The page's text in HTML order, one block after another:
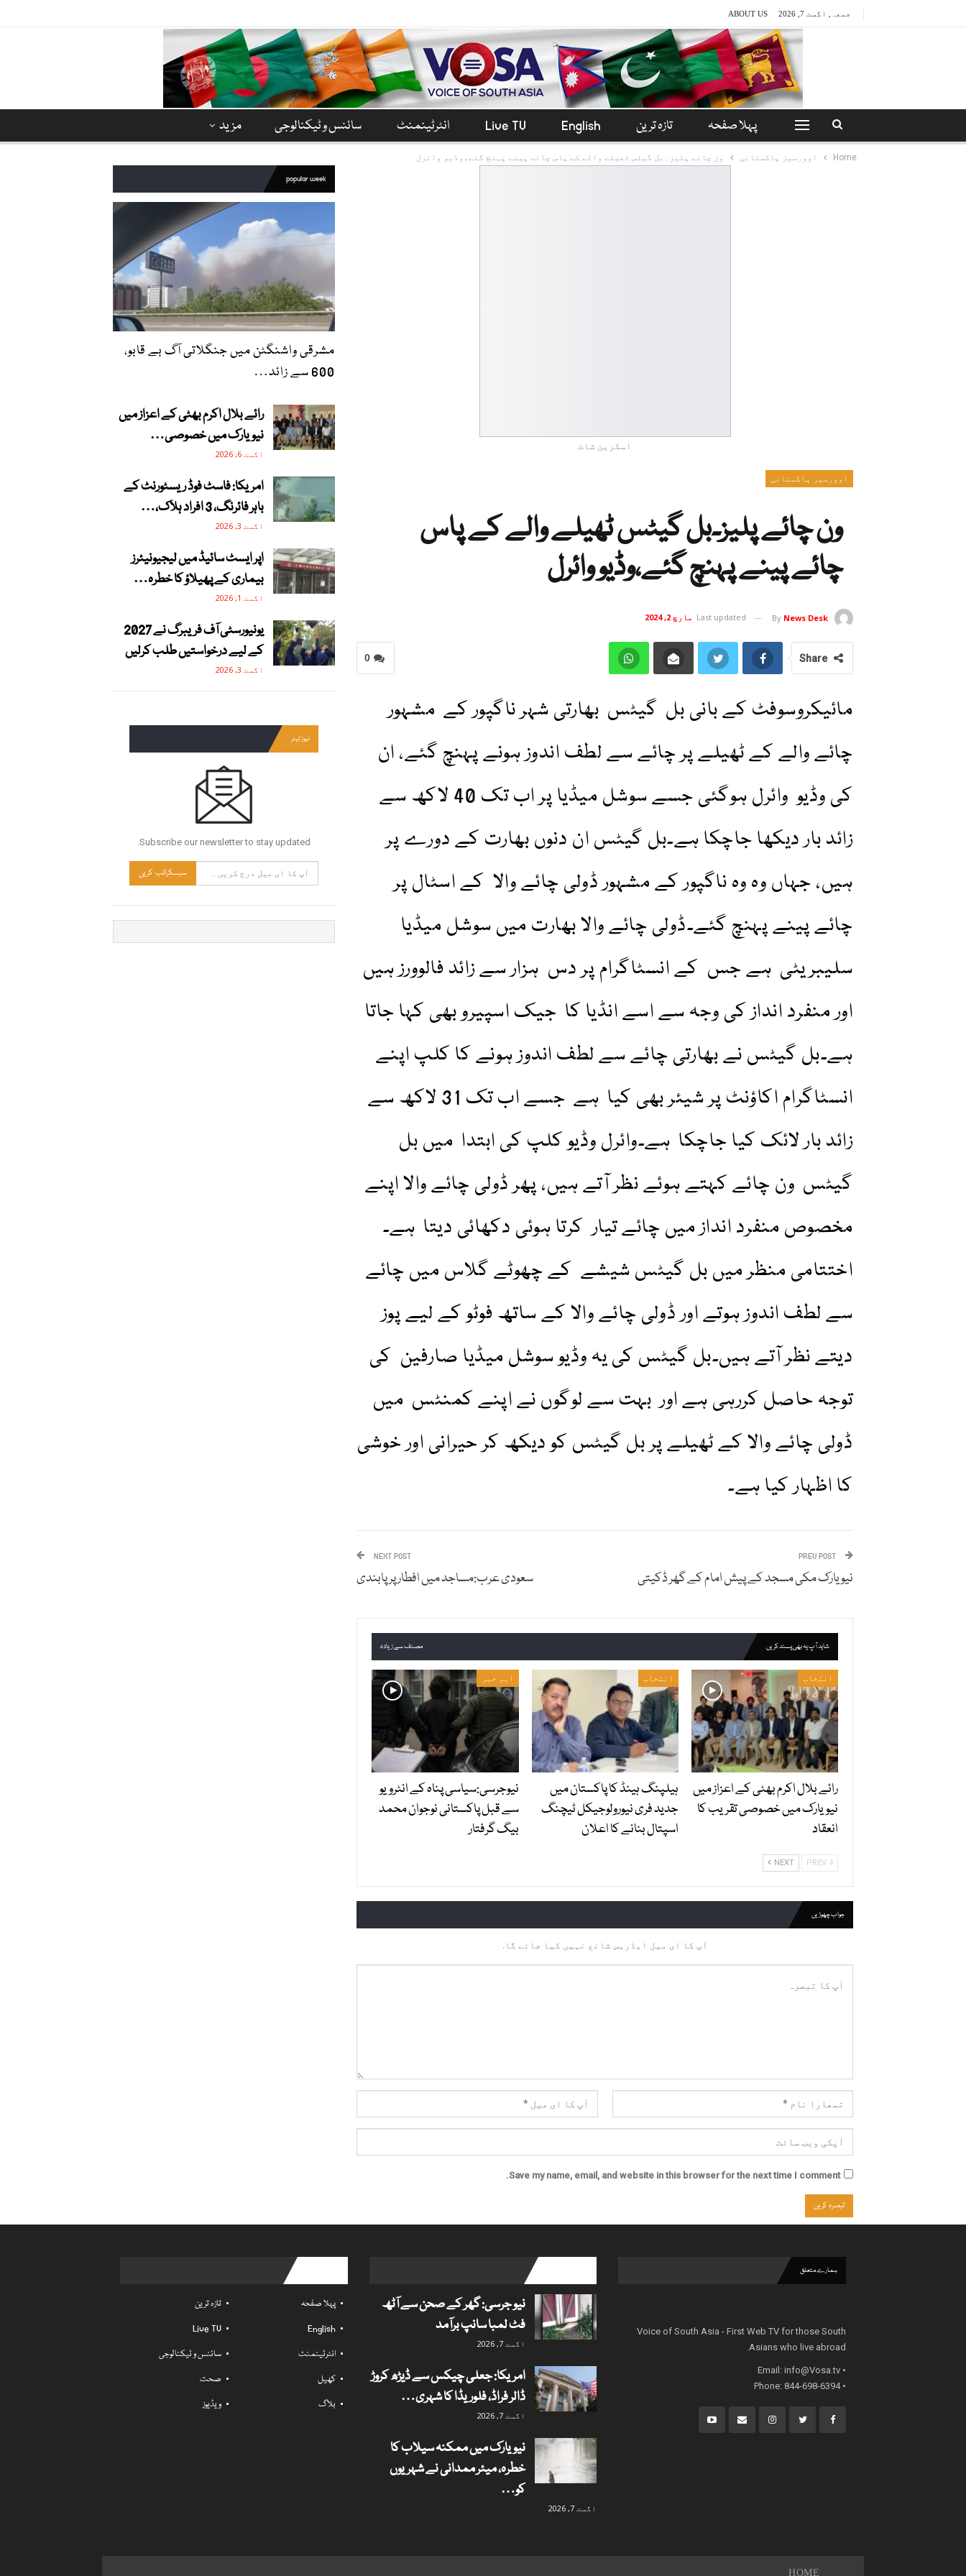
جمعہ, اگست 7, 2026 ABOUT US
پہلا صفحہ تازہ ترین English
Live TV انٹرٹینمنٹ سائنس و ٹیکنالوجی مزید
Home اوورسیز پاکستانی ون چائے پلیز۔بل گیٹس ٹھیلے والے کے پاس چائے پینے پہنچ گئے،وڈیو وائرل
اسکرین شاٹ
اوورسیز پاکستانی
ون چائے پلیز۔بل گیٹس ٹھیلے والے کے پاس
چائے پینے پہنچ گئے،وڈیو وائرل
By News Desk
Last updated مارچ 2, 2024
0 Share
مائیکروسوفٹ کے بانی بل گیٹس بھارتی شہر ناگپور کے مشہور
چائے والے کے ٹھیلے پر چائے سے لطف اندوز ہونے پہنچ گئے، ان
کی وڈیو وائرل ہوگئی جسے سوشل میڈیا پر اب تک 40 لاکھ سے
زائد بار دیکھا جاچکا ہے۔بل گیٹس ان دنوں بھارت کے دورے پر
ہیں، جہاں وہ وہ ناگپور کے مشہور ڈولی چائے والا کے اسٹال پر
چائے پینے پہنچ گئے۔ڈولی چائے والا بھارت میں سوشل میڈیا
سلیبریٹی ہے جس کے انسٹاگرام پر دس ہزار سے زائد فالوورز ہیں
اور منفرد انداز کی وجہ سے اسے انڈیا کا جیک اسپیرو بھی کہا جاتا
ہے۔بل گیٹس نے بھارتی چائے سے لطف اندوز ہونے کا کلپ اپنے
انسٹاگرام اکاؤنٹ پر شیئر بھی کیا ہے جسے اب تک 31 لاکھ سے
زائد بار لائک کیا جاچکا ہے۔وائرل وڈیو کلپ کی ابتدا میں بل
گیٹس ون چائے کہتے ہوئے نظر آتے ہیں، پھر ڈولی چائے والا اپنے
مخصوص منفرد انداز میں چائے تیار کرتا ہوئی دکھائی دیتا ہے۔
اختتامی منظر میں بل گیٹس شیشے کے چھوٹے گلاس میں چائے
سے لطف اندوز ہوتے اور ڈولی چائے والا کے ساتھ فوٹو کے لیے پوز
دیتے نظر آتے ہیں۔بل گیٹس کی یہ وڈیو سوشل میڈیا صارفین کی
توجہ حاصل کررہی ہے اور بہت سے لوگوں نے اپنے کمنٹس میں
ڈولی چائے والا کے ٹھیلے پر بل گیٹس کو دیکھ کر حیرانی اور خوشی
کا اظہار کیا ہے۔
نیو یارک مکی مسجد کے پیش امام کے گھر ڈکیتی
NEXT POST
سعودی عرب:مساجد میں افطار پر پابندی
شاید آپ یہ بھی پسند کریں مصنف سے زیادہ
انتخاب
رائے بلال اکرم بھٹی کے اعزاز میں
نیویارک میں خصوصی تقریب کا
انعقاد
انتخاب
ہیلپنگ ہینڈ کا پاکستان میں
جدید فری نیورولوجیکل ٹیچنگ
اسپتال بنانے کا اعلان
اہم خبر
نیوجرسی:سیاسی پناہ کے انٹرویو
سے قبل پاکستانی نوجوان محمد
بیگ گرفتار
NEXT
جواب چھوڑیں
آپ کا ای میل ایڈریس شائع نہیں کیا جائے گا.
Save my name, email, and website in this browser for the next time I comment.
popular week
مشرقی واشنگٹن میں جنگلاتی آگ بے قابو،
600 سے زائد…
رائے بلال اکرم بھٹی کے اعزاز میں
نیویارک میں خصوصی…
اگست 6, 2026
امریکا: فاسٹ فوڈ ریسٹورنٹ کے
باہر فائرنگ، 3 افراد ہلاک،…
اگست 3, 2026
اپر ایسٹ سائیڈ میں لیجیونیئرز
بیماری کے پھیلاؤ کا خطرہ…
اگست 1, 2026
یونیورسٹی آف فریبرگ نے 2027
کے لیے درخواستیں طلب کرلیں
اگست 3, 2026
نیوز لیٹر
Subscribe our newsletter to stay updated.
سبسکرائب کریں
ہمارے متعلق
Voice of South Asia - First Web TV for those South
Asians who live abroad.
• Email:
info@Vosa.tv
• Phone: 844-698-6394
نیو جرسی: گھر کے صحن سے آٹھ
فٹ لمبا سانپ برآمد
اگست 7, 2026
امریکا: جعلی چیکس سے ڈیڑھ کروڑ
ڈالر فراڈ، فلوریڈا کا شہری…
اگست 7, 2026
نیویارک میں ممکنہ سیلاب کا
خطرہ، میئر ممدانی نے شہریوں
کو…
اگست 7, 2026
پہلا صفحہ
تازہ ترین
English
Live TV
انٹرٹینمنٹ
سائنس و ٹیکنالوجی
کھیل
صحت
بلاگ
ویڈیوز
HOME